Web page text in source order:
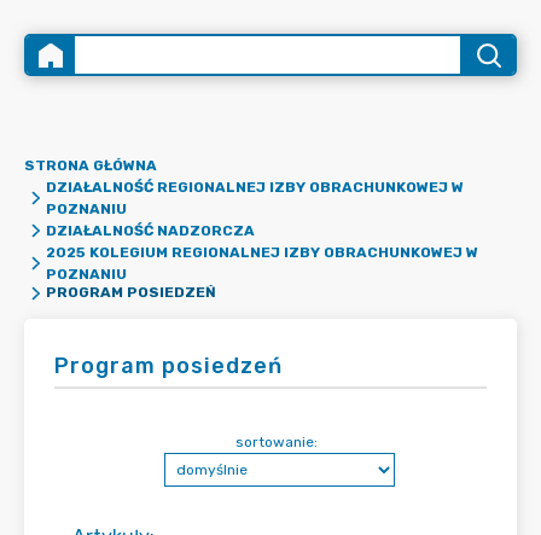
STRONA GŁÓWNA
DZIAŁALNOŚĆ REGIONALNEJ IZBY OBRACHUNKOWEJ W
POZNANIU
DZIAŁALNOŚĆ NADZORCZA
2025 KOLEGIUM REGIONALNEJ IZBY OBRACHUNKOWEJ W
POZNANIU
PROGRAM POSIEDZEŃ
Program posiedzeń
sortowanie: